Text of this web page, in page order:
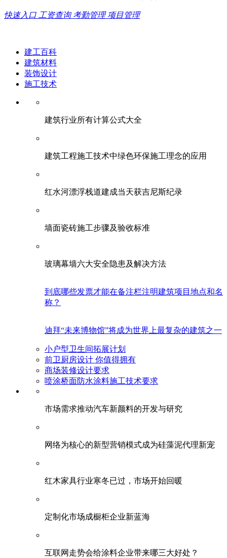
快速入口 工资查询 考勤管理 项目管理
建工百科
建筑材料
装饰设计
施工技术
建筑行业所有计算公式大全
建筑工程施工技术中绿色环保施工理念的应用
红水河漂浮栈道建成当天获吉尼斯纪录
墙面瓷砖施工步骤及验收标准
玻璃幕墙六大安全隐患及解决方法
到底哪些发票才能在备注栏注明建筑项目地点和名
称？
迪拜“未来博物馆”将成为世界上最复杂的建筑之一
小户型卫生间拓展计划
前卫厨房设计 你值得拥有
商场装修设计要求
喷涂桥面防水涂料施工技术要求
市场需求推动汽车新颜料的开发与研究
网络为核心的新型营销模式成为硅藻泥代理新宠
红木家具行业寒冬已过，市场开始回暖
定制化市场成橱柜企业新蓝海
互联网走势会给涂料企业带来哪三大好处？